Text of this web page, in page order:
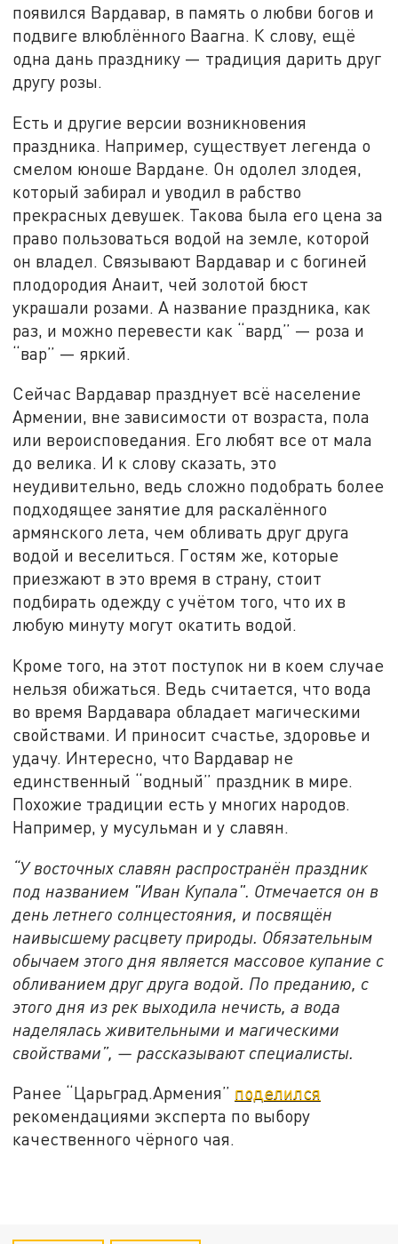
появился Вардавар, в память о любви богов и
подвиге влюблённого Ваагна. К слову, ещё
одна дань празднику — традиция дарить друг
другу розы.
Есть и другие версии возникновения
праздника. Например, существует легенда о
смелом юноше Вардане. Он одолел злодея,
который забирал и уводил в рабство
прекрасных девушек. Такова была его цена за
право пользоваться водой на земле, которой
он владел. Связывают Вардавар и с богиней
плодородия Анаит, чей золотой бюст
украшали розами. А название праздника, как
раз, и можно перевести как “вард” — роза и
“вар” — яркий.
Сейчас Вардавар празднует всё население
Армении, вне зависимости от возраста, пола
или вероисповедания. Его любят все от мала
до велика. И к слову сказать, это
неудивительно, ведь сложно подобрать более
подходящее занятие для раскалённого
армянского лета, чем обливать друг друга
водой и веселиться. Гостям же, которые
приезжают в это время в страну, стоит
подбирать одежду с учётом того, что их в
любую минуту могут окатить водой.
Кроме того, на этот поступок ни в коем случае
нельзя обижаться. Ведь считается, что вода
во время Вардавара обладает магическими
свойствами. И приносит счастье, здоровье и
удачу. Интересно, что Вардавар не
единственный “водный” праздник в мире.
Похожие традиции есть у многих народов.
Например, у мусульман и у славян.
“У восточных славян распространён праздник
под названием "Иван Купала". Отмечается он в
день летнего солнцестояния, и посвящён
наивысшему расцвету природы. Обязательным
обычаем этого дня является массовое купание с
обливанием друг друга водой. По преданию, с
этого дня из рек выходила нечисть, а вода
наделялась живительными и магическими
свойствами”, — рассказывают специалисты.
Ранее “Царьград.Армения” поделился
рекомендациями эксперта по выбору
качественного чёрного чая.